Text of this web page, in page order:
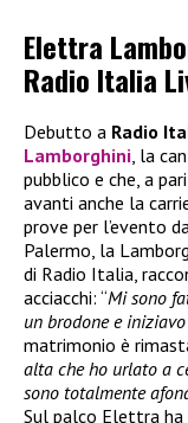
Elettra
Radio Italia
Debutto a Radio
Lamborghini , la
pubblico e che, a
avanti anche la
prove per l’evento
Palermo, la
di Radio Italia,
acciacchi: “Mi sono
un brodone e iniziavo
matrimonio è
alta che ho urlato a
sono totalmente
Sul palco Elettra